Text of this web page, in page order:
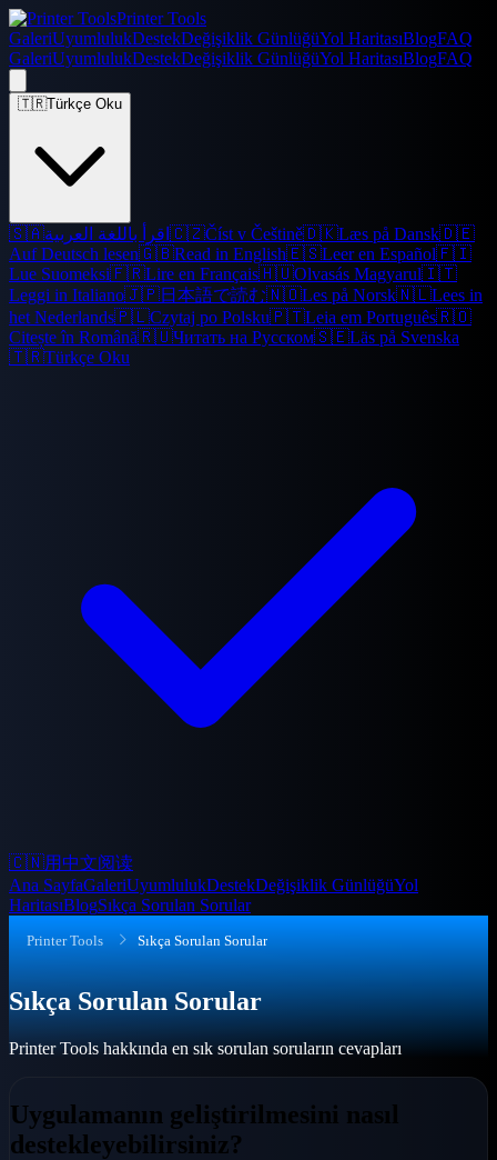
Printer Tools
GaleriUyumlulukDestekDeğişiklik GünlüğüYol HaritasıBlogFAQ
GaleriUyumlulukDestekDeğişiklik GünlüğüYol HaritasıBlogFAQ
🇹🇷Türkçe Oku
🇸🇦اقرأ باللغة العربية 🇨🇿Číst v Češtině🇩🇰Læs på Dansk🇩🇪
Auf Deutsch lesen🇬🇧Read in English🇪🇸Leer en Español🇫🇮
Lue Suomeksi🇫🇷Lire en Français🇭🇺Olvasás Magyarul🇮🇹
Leggi in Italiano🇯🇵日本語で読む🇳🇴Les på Norsk🇳🇱Lees in
het Nederlands🇵🇱Czytaj po Polsku🇵🇹Leia em Português🇷🇴
Citește în Română🇷🇺Читать на Русском🇸🇪Läs på Svenska
🇹🇷Türkçe Oku
🇨🇳用中文阅读
Ana SayfaGaleriUyumlulukDestekDeğişiklik GünlüğüYol
HaritasıBlogSıkça Sorulan Sorular
Printer Tools Sıkça Sorulan Sorular
Sıkça Sorulan Sorular
Printer Tools hakkında en sık sorulan soruların cevapları
Uygulamanın geliştirilmesini nasıl
destekleyebilirsiniz?